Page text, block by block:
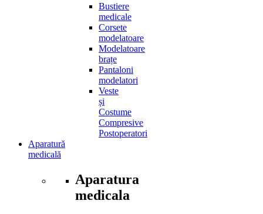
Bustiere
medicale
Corsete
modelatoare
Modelatoare
brațe
Pantaloni
modelatori
Veste
și
Costume
Compresive
Postoperatori
Aparatură
medicală
Aparatura
medicala